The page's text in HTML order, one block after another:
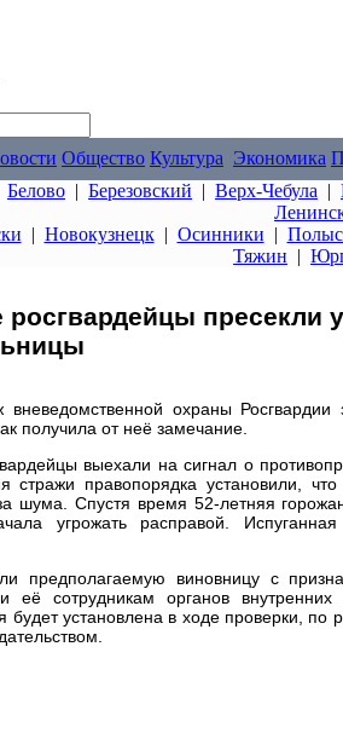
Общество Культура Экономика
Белово | Березовский | Верх-Чебула |
| Новокузнецк| Осинники |
Тяжин |
росгвардейцы пресекли
вневедомственной охраны
получила от неё замечание.
выехали на сигнал о
стражи правопорядка установили,
шума. Спустя время 52-летняя
угрожать расправой.
предполагаемую виновницу с
её сотрудникам органов внутренних
установлена в ходе проверки, по